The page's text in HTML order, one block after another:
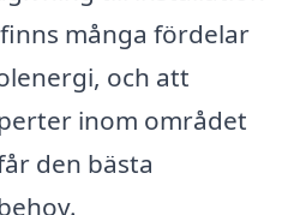
många fördelar
och att
inom området
den bästa